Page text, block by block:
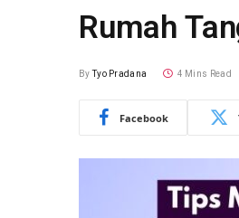
Rumah
By Tyo Pradana 4 Mins Read
Facebook